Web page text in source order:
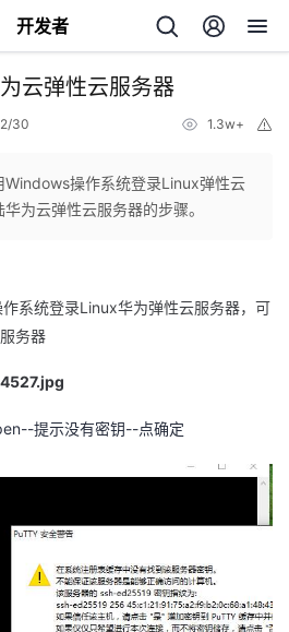
开发者
云弹性云服务器
30 1.3w+
Windows操作系统登录Linux弹性云
为云弹性云服务器的步骤。
系统登录Linux华为弹性云服务器，可
务器
提示没有密钥--点确定